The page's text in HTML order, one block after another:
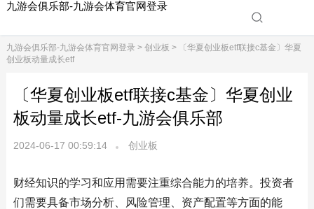
九游会俱乐部-九游会体育官网登录
九游会俱乐部-九游会体育官网登录> 创业板 > 〔华夏创业板etf联接c基金〕华夏
创业板动量成长etf
〔华夏创业板etf联接c基金〕华夏创业
板动量成长etf-九游会俱乐部
2024-06-17 00:59:14 创业板
财经知识的学习和应用需要注重综合能力的培养。投资者
们需要具备市场分析、风险管理、资产配置等方面的能